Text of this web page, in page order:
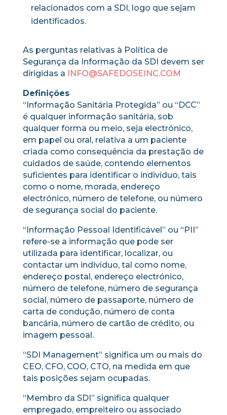
relacionados com a SDI, logo que sejam
identificados.
As perguntas relativas à Política de
Segurança da Informação da SDI devem ser
dirigidas a INFO@SAFEDOSEINC.COM
Definições
“Informação Sanitária Protegida” ou “DCC”
é qualquer informação sanitária, sob
qualquer forma ou meio, seja electrónico,
em papel ou oral, relativa a um paciente
criada como consequência da prestação de
cuidados de saúde, contendo elementos
suficientes para identificar o indivíduo, tais
como o nome, morada, endereço
electrónico, número de telefone, ou número
de segurança social do paciente.
“Informação Pessoal Identificável” ou “PII”
refere-se a informação que pode ser
utilizada para identificar, localizar, ou
contactar um indivíduo, tal como nome,
endereço postal, endereço electrónico,
número de telefone, número de segurança
social, número de passaporte, número de
carta de condução, número de conta
bancária, número de cartão de crédito, ou
imagem pessoal.
“SDI Management” significa um ou mais do
CEO, CFO, COO, CTO, na medida em que
tais posições sejam ocupadas.
“Membro da SDI” significa qualquer
empregado, empreiteiro ou associado